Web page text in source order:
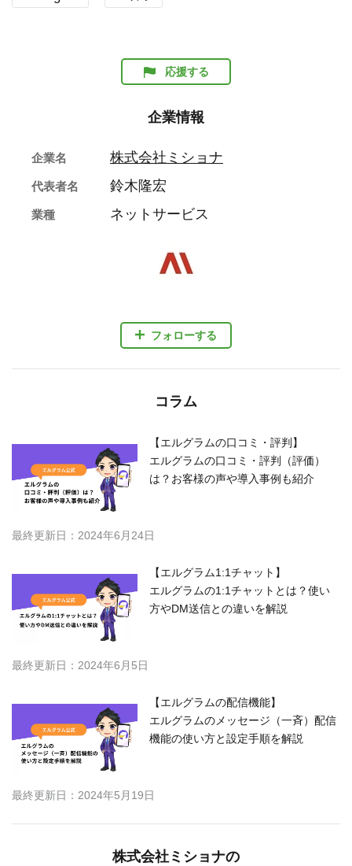
応援する
企業情報
フォローする
企業名 株式会社ミショナ
代表者名 鈴木隆宏
業種 ネットサービス
コラム
【エルグラムの口コミ・評判】
エルグラムの口コミ・評判（評価）
は？お客様の声や導入事例も紹介
最終更新日：2024年6月24日
【エルグラム1:1チャット】
エルグラムの1:1チャットとは？使い
方やDM送信との違いを解説
最終更新日：2024年6月5日
【エルグラムの配信機能】
エルグラムのメッセージ（一斉）配信
機能の使い方と設定手順を解説
最終更新日：2024年5月19日
株式会社ミショナの